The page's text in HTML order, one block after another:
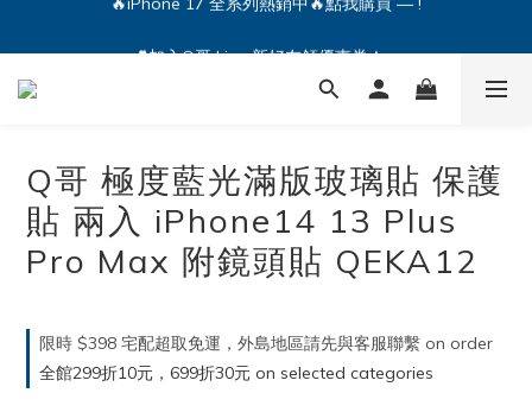
🔥iPhone 17 全系列熱銷中🔥點我購買 — !
Q哥 極度藍光滿版玻璃貼 保護
貼 兩入 iPhone14 13 Plus
Pro Max 附鏡頭貼 QEKA12
限時 $398 宅配超取免運，外島地區請先與客服聯繫 on order
全館299折10元，699折30元 on selected categories